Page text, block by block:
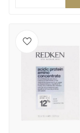
Omvorming